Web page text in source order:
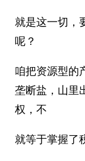
就是这一切，
呢？
咱把资源型的
垄断盐，山里
权，不
就等于掌握了